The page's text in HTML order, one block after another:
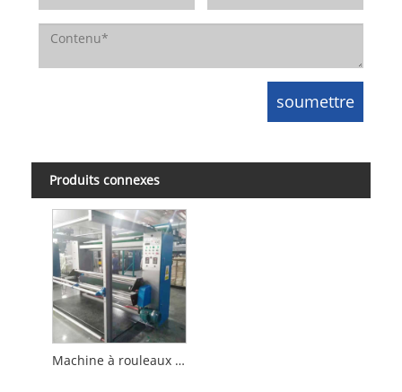
Produits connexes
Machine à rouleaux de gaufrage